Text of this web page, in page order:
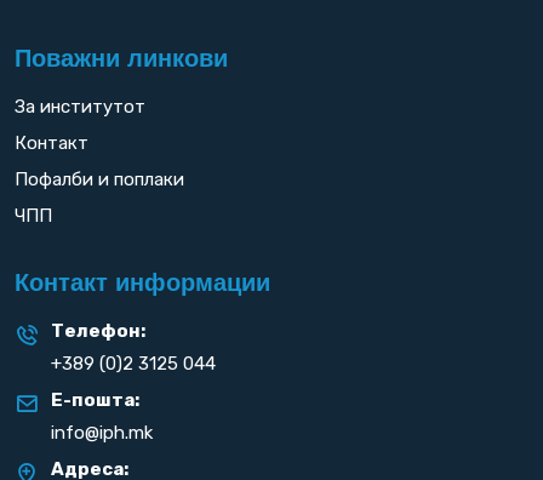
Поважни линкови
За институтот
Контакт
Пофалби и поплаки
ЧПП
Контакт информации
Телефон:
+389 (0)2 3125 044
Е-пошта:
info@iph.mk
Адреса: